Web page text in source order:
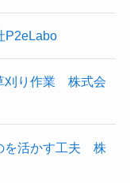
P2eLabo
刈り作業 株式会
を活かす工夫 株